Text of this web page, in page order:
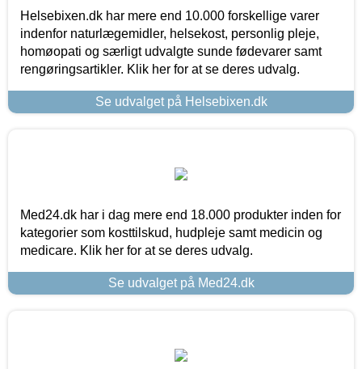
Helsebixen.dk har mere end 10.000 forskellige varer
indenfor naturlægemidler, helsekost, personlig pleje,
homøopati og særligt udvalgte sunde fødevarer samt
rengøringsartikler. Klik her for at se deres udvalg.
Se udvalget på Helsebixen.dk
Med24.dk har i dag mere end 18.000 produkter inden for
kategorier som kosttilskud, hudpleje samt medicin og
medicare. Klik her for at se deres udvalg.
Se udvalget på Med24.dk